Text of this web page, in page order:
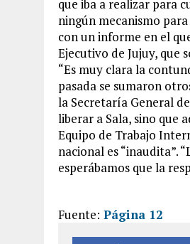
que iba a realizar para
ningún mecanismo
con un informe en el
Ejecutivo de Jujuy, que
“Es muy clara la
pasada se sumaron
la Secretaría General
liberar a Sala, sino que
Equipo de Trabajo
nacional es “inaudita”.
esperábamos que la
Fuente: Página 12